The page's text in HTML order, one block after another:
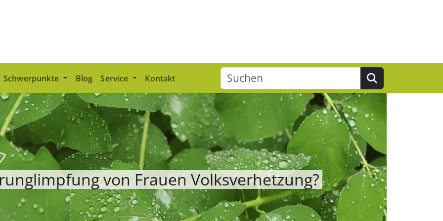
Schwerpunkte Blog Service Kontakt
Suchen
von Frauen Volksverhetzung?